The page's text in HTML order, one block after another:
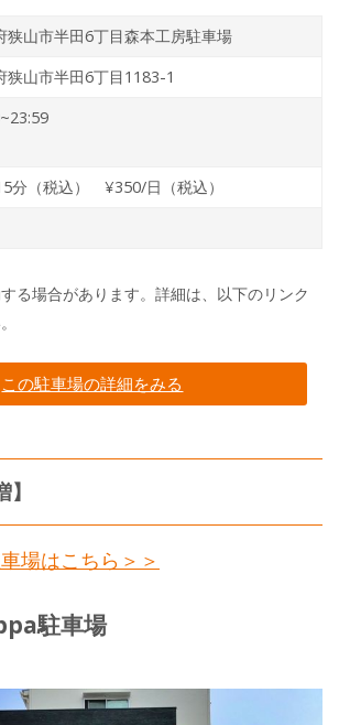
狭山市半田6丁目森本工房駐車場
狭山市半田6丁目1183-1
分（税込） ¥350/日（税込）
る場合があります。詳細は、以下のリンク
この駐車場の詳細をみる
場はこちら＞＞
駐車場